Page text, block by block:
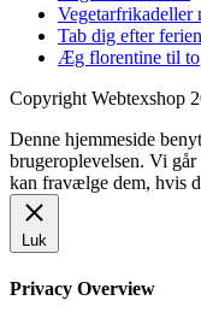
Vegetarfrikadeller
Tab dig efter ferien
Æg florentine til to
Copyright Webtexshop
Denne hjemmeside
brugeroplevelsen. Vi
kan fravælge dem, hvis
Luk
Privacy Overview